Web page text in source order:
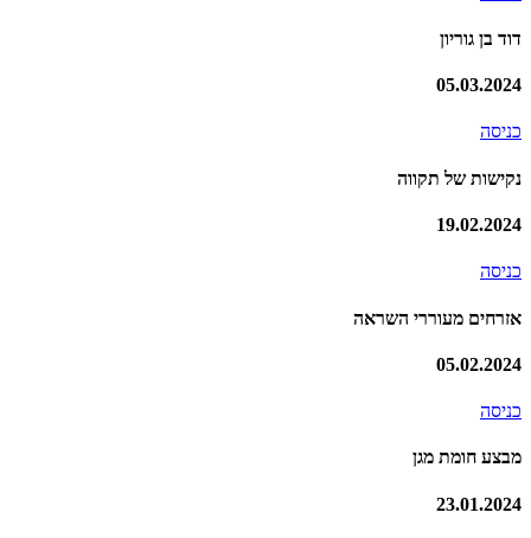
דוד בן גוריון
05.03.2024
כניסה
נקישות של תקווה
19.02.2024
כניסה
אזרחים מעוררי השראה
05.02.2024
כניסה
מבצע חומת מגן
23.01.2024